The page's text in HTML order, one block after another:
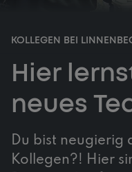
KOLLEGEN BEI
Hier
neues
Du bist neugierig
Kollegen?! Hier